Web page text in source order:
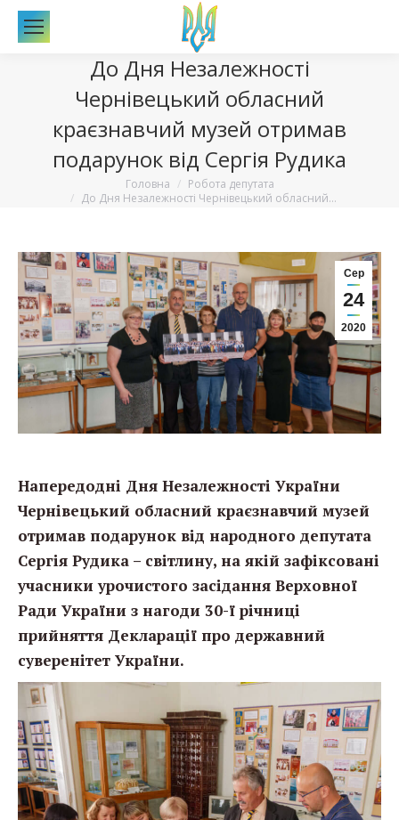
До Дня Незалежності
Чернівецький обласний
краєзнавчий музей отримав
подарунок від Сергія Рудика
Головна
Робота депутата
До Дня Незалежності Чернівецький обласний…
Сер
24
2020
Напередодні Дня Незалежності України
Чернівецький обласний краєзнавчий музей
отримав подарунок від народного депутата
Сергія Рудика – світлину, на якій зафіксовані
учасники урочистого засідання Верховної
Ради України з нагоди 30-ї річниці
прийняття Декларації про державний
суверенітет України.